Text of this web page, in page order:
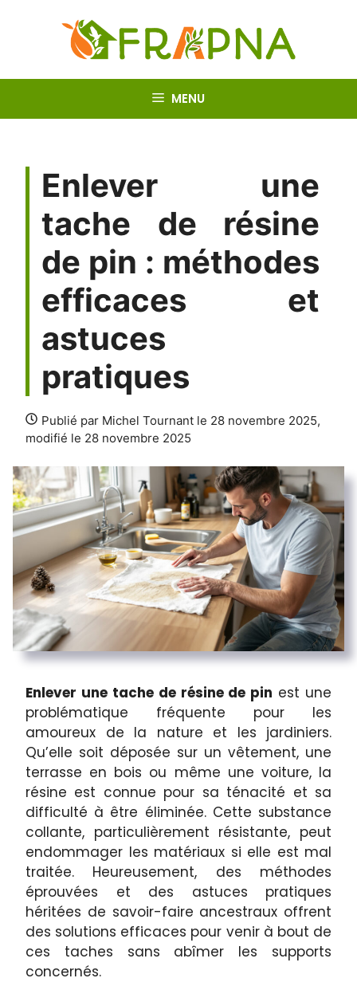
MENU
Enlever une
tache de résine
de pin : méthodes
efficaces et
astuces
pratiques
Publié par Michel Tournant le 28 novembre 2025,
modifié le 28 novembre 2025
Enlever une tache de résine de pin est une
problématique fréquente pour les
amoureux de la nature et les jardiniers.
Qu’elle soit déposée sur un vêtement, une
terrasse en bois ou même une voiture, la
résine est connue pour sa ténacité et sa
difficulté à être éliminée. Cette substance
collante, particulièrement résistante, peut
endommager les matériaux si elle est mal
traitée. Heureusement, des méthodes
éprouvées et des astuces pratiques
héritées de savoir-faire ancestraux offrent
des solutions efficaces pour venir à bout de
ces taches sans abîmer les supports
concernés.